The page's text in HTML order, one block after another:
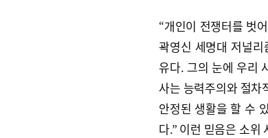
“개인이 전쟁터를 벗
곽영신 세명대 저널
유다. 그의 눈에 우리
사는 능력주의와 절차
안정된 생활을 할 수
다.” 이런 믿음은 소위